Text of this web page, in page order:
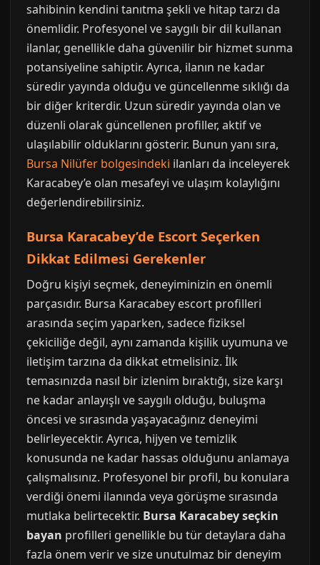
sahibinin kendini tanıtma şekli ve hitap tarzı da
önemlidir. Profesyonel ve saygılı bir dil kullanan
ilanlar, genellikle daha güvenilir bir hizmet sunma
potansiyeline sahiptir. Ayrıca, ilanın ne kadar
süredir yayında olduğu ve güncellenme sıklığı da
bir diğer kriterdir. Uzun süredir yayında olan ve
düzenli olarak güncellenen profiller, aktif ve
ulaşılabilir olduklarını gösterir. Bunun yanı sıra,
Bursa Nilüfer bolgesindeki ilanları da inceleyerek
Karacabey’e olan mesafeyi ve ulaşım kolaylığını
değerlendirebilirsiniz.
Bursa Karacabey’de Escort Seçerken
Dikkat Edilmesi Gerekenler
Doğru kişiyi seçmek, deneyiminizin en önemli
parçasıdır. Bursa Karacabey escort profilleri
arasında seçim yaparken, sadece fiziksel
çekiciliğe değil, aynı zamanda kişilik uyumuna ve
iletişim tarzına da dikkat etmelisiniz. İlk
temasınızda nasıl bir izlenim bıraktığı, size karşı
ne kadar anlayışlı ve saygılı olduğu, buluşma
öncesi ve sırasında yaşayacağınız deneyimi
belirleyecektir. Ayrıca, hijyen ve temizlik
konusunda ne kadar hassas olduğunu anlamaya
çalışmalısınız. Profesyonel bir profil, bu konulara
verdiği önemi ilanında veya görüşme sırasında
mutlaka belirtecektir. Bursa Karacabey seçkin
bayan profilleri genellikle bu tür detaylara daha
fazla önem verir ve size unutulmaz bir deneyim